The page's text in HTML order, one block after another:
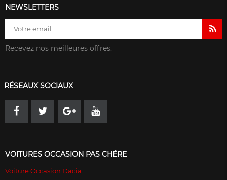
NEWSLETTERS
Recevez nos meilleures offres.
RÉSEAUX SOCIAUX
VOITURES OCCASION PAS CHÉRE
Voiture Occasion Dacia